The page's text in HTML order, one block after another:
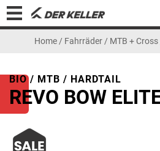
Home/ Fahrräder/ MTB + Cross
BIO / MTB / HARDTAIL
REVO BOW